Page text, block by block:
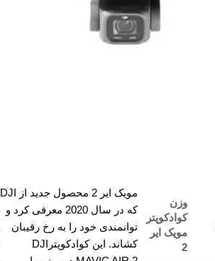
وزن
کوادکوپتر
مویک ایر
2
مویک ایر 2 محصول جدید از DJI
که در سال 2020 معرفی کرد و
توانمندی خود را به رخ رقیبان
کشاند. این کوادکوپترDJI